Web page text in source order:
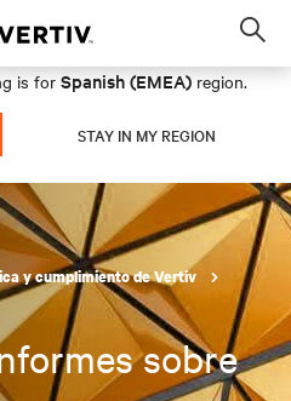
is for Spanish (EMEA) region.
STAY IN MY REGION
y cumplimiento de Vertiv
sobre